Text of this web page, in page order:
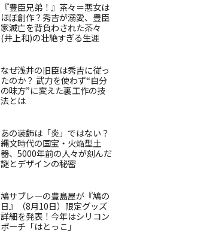
『豊臣兄弟！』茶々＝悪女は
ほぼ創作？秀吉が溺愛、豊臣
家滅亡を背負わされた茶々
(井上和)の壮絶すぎる生涯
なぜ浅井の旧臣は秀吉に従っ
たのか？ 武力を使わず“自分
の味方”に変えた裏工作の技
法とは
あの装飾は「炎」ではない？
縄文時代の国宝・火焔型土
器、5000年前の人々が刻んだ
謎とデザインの秘密
鳩サブレーの豊島屋が『鳩の
日』（8月10日）限定グッズ
詳細を発表！今年はシリコン
ポーチ「はとっこ」